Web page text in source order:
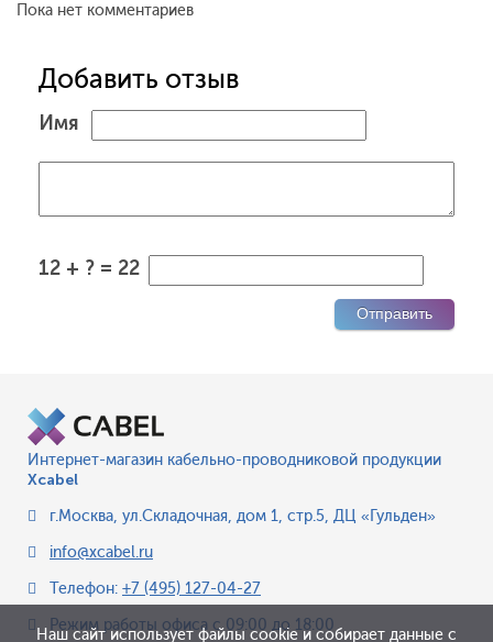
Пока нет комментариев
Добавить отзыв
Имя
12 + ? = 22
Интернет-магазин кабельно-проводниковой продукции
Xcabel
г.Москва, ул.Складочная, дом 1, стр.5, ДЦ «Гульден»
info@xcabel.ru
Телефон: +7 (495) 127-04-27
Режим работы офиса с 09:00 до 18:00
Наш сайт использует файлы cookie и собирает данные с